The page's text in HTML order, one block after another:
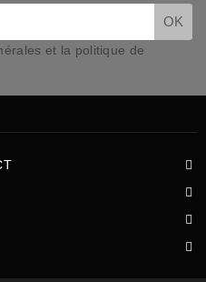
et la politique de